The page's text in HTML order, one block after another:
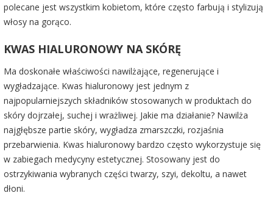
polecane jest wszystkim kobietom, które często farbują i stylizują
włosy na gorąco.
KWAS HIALURONOWY NA SKÓRĘ
Ma doskonałe właściwości nawilżające, regenerujące i
wygładzające. Kwas hialuronowy jest jednym z
najpopularniejszych składników stosowanych w produktach do
skóry dojrzałej, suchej i wrażliwej. Jakie ma działanie? Nawilża
najgłębsze partie skóry, wygładza zmarszczki, rozjaśnia
przebarwienia. Kwas hialuronowy bardzo często wykorzystuje się
w zabiegach medycyny estetycznej. Stosowany jest do
ostrzykiwania wybranych części twarzy, szyi, dekoltu, a nawet
dłoni.